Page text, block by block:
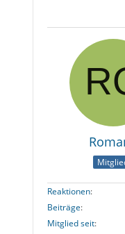
Reaktionen
Beiträge
Mitglied seit